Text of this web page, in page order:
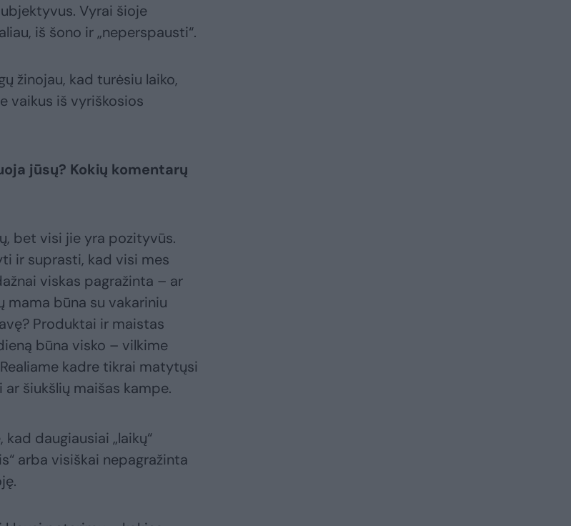
Vyrai šioje
iš šono ir „neperspausti“.
žinojau, kad turėsiu laiko,
vaikus iš vyriškosios
jūsų? Kokių komentarų
bet visi jie yra pozityvūs.
ir suprasti, kad visi mes
viskas pagražinta – ar
mama būna su vakariniu
Produktai ir maistas
būna visko – vilkime
kadre tikrai matytųsi
šiukšlių maišas kampe.
daugiausiai „laikų“
arba visiškai nepagražinta